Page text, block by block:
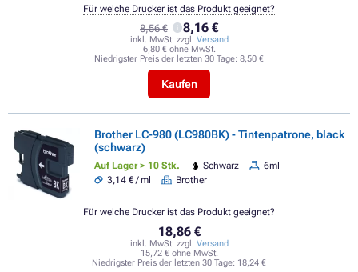
8,56 € 8,16 €
inkl. MwSt. zzgl. Versand
6,80 € ohne MwSt.
Niedrigster Preis der letzten 30 Tage: 8,50 €
Kaufen
Für welche Drucker ist das Produkt geeignet?
Brother LC-980 (LC980BK) - Tintenpatrone, black
(schwarz)
Auf Lager > 10 Stk. Schwarz
6ml
3,14 € / ml
Brother
18,86 €
inkl. MwSt. zzgl. Versand
15,72 € ohne MwSt.
Niedrigster Preis der letzten 30 Tage: 18,24 €
Für welche Drucker ist das Produkt geeignet?